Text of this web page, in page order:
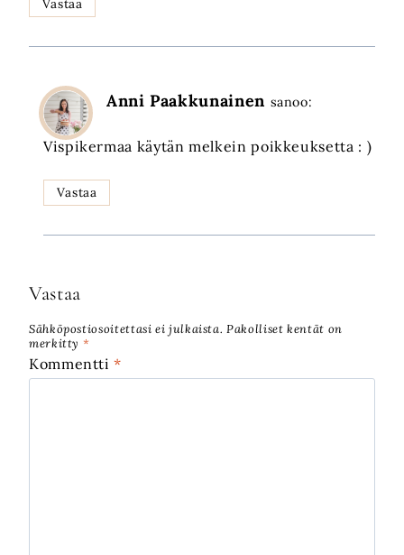
Vastaa
Anni Paakkunainen sanoo:
Vispikermaa käytän melkein poikkeuksetta : )
Vastaa
Vastaa
Sähköpostiosoitettasi ei julkaista. Pakolliset kentät on
merkitty *
Kommentti*